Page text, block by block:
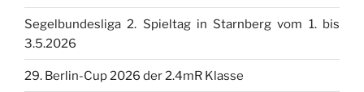
Segelbundesliga 2. Spieltag in Starnberg vom 1. bis
3.5.2026
29. Berlin-Cup 2026 der 2.4mR Klasse